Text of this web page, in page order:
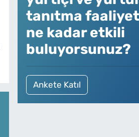
tanıtma
ne kadar etkili
buluyorsunuz?
Ankete Katıl